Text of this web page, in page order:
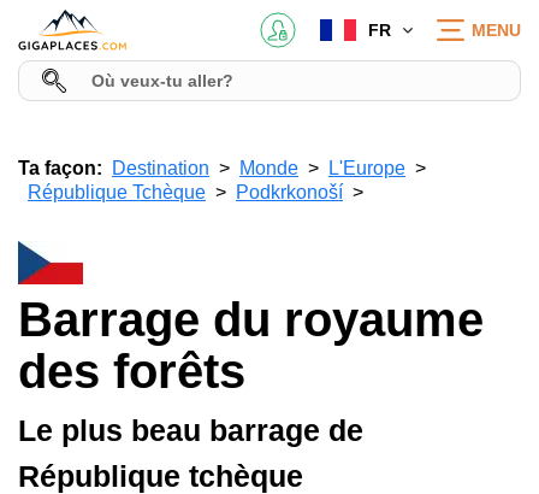
FR MENU
Ta façon: Destination Monde
L'Europe
République Tchèque
Podkrkonoší
Barrage du royaume
des forêts
Le plus beau barrage de
République tchèque